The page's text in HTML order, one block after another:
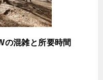
の混雑と所要時間